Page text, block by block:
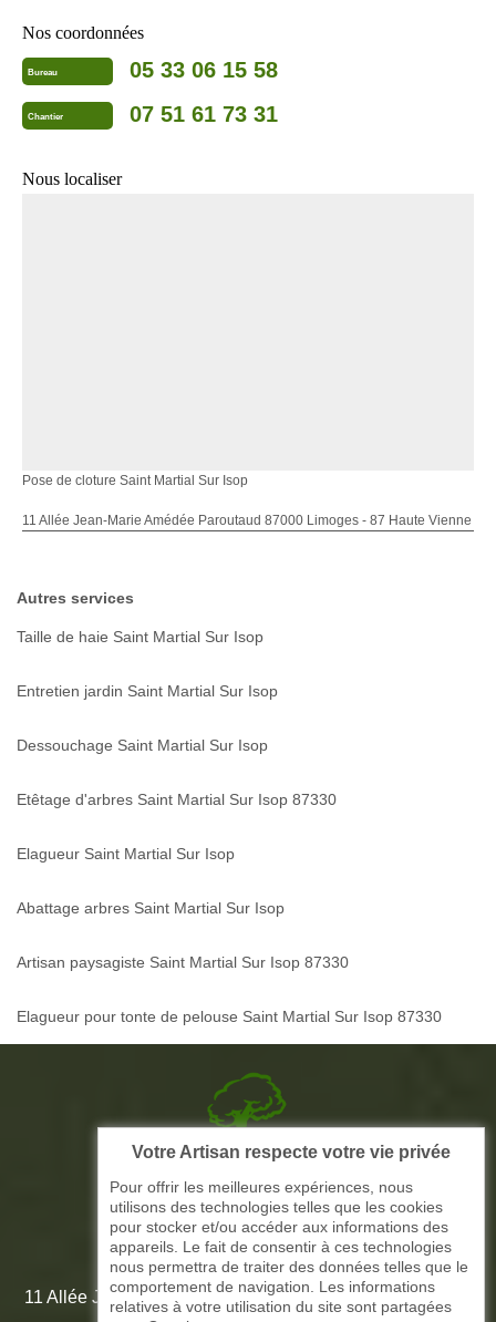
Nos coordonnées
Bureau 05 33 06 15 58
Chantier 07 51 61 73 31
Nous localiser
Pose de cloture Saint Martial Sur Isop
11 Allée Jean-Marie Amédée Paroutaud 87000 Limoges - 87 Haute Vienne
Autres services
Taille de haie Saint Martial Sur Isop
Entretien jardin Saint Martial Sur Isop
Dessouchage Saint Martial Sur Isop
Etêtage d'arbres Saint Martial Sur Isop 87330
Elagueur Saint Martial Sur Isop
Abattage arbres Saint Martial Sur Isop
Artisan paysagiste Saint Martial Sur Isop 87330
Elagueur pour tonte de pelouse Saint Martial Sur Isop 87330
Picque elagage 87
ARTISAN ELAGAGE ET PAYSAGISTE
11 Allée Jean-Marie Amédée Paroutaud 87000 Limoges -
Votre Artisan respecte votre vie privée
Pour offrir les meilleures expériences, nous
utilisons des technologies telles que les cookies
pour stocker et/ou accéder aux informations des
appareils. Le fait de consentir à ces technologies
nous permettra de traiter des données telles que le
comportement de navigation. Les informations
relatives à votre utilisation du site sont partagées